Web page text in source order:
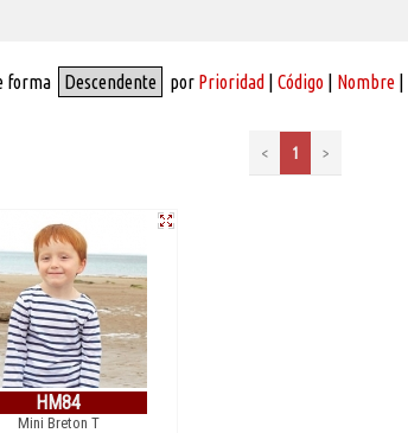
forma Descendente por Prioridad Código Nombre
< 1 >
HM84
Mini Breton T